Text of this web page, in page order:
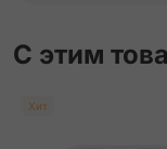
Rouge Radieux
Sun Single Tour
С этим
Хит